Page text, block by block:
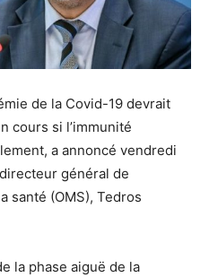
de la Covid-19 devrait
cours si l’immunité
a annoncé vendredi
général de
santé (OMS), Tedros
la phase aiguë de la